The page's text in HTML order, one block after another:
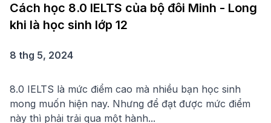
Cách học 8.0 IELTS của bộ đôi Minh - Long
khi là học sinh lớp 12
8 thg 5, 2024
8.0 IELTS là mức điểm cao mà nhiều bạn học sinh
mong muốn hiện nay. Nhưng để đạt được mức điểm
này thì phải trải qua một hành...